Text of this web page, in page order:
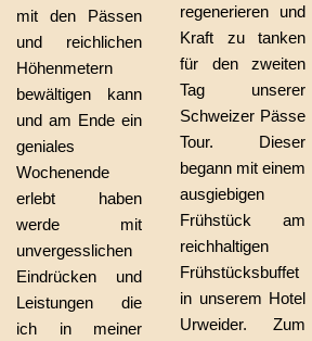
mit den Pässen
und reichlichen
Höhenmetern
bewältigen kann
und am Ende ein
geniales
Wochenende
erlebt haben
werde mit
unvergesslichen
Eindrücken und
Leistungen die
ich in meiner
regenerieren und
Kraft zu tanken
für den zweiten
Tag unserer
Schweizer Pässe
Tour. Dieser
begann mit einem
ausgiebigen
Frühstück am
reichhaltigen
Frühstücksbuffet
in unserem Hotel
Urweider. Zum